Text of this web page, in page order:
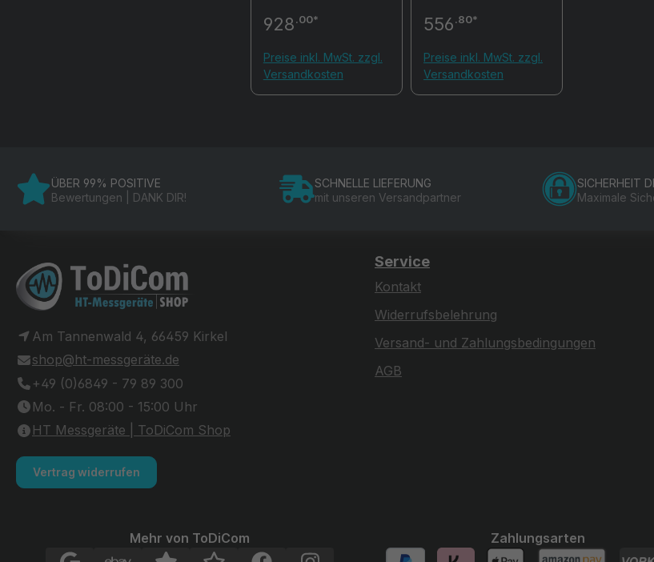
928.00*
Preise inkl. MwSt. zzgl.
Versandkosten
556.80*
Preise inkl. MwSt. zzgl.
Versandkosten
ÜBER 99% POSITIVE
Bewertungen | DANK DIR!
SCHNELLE LIEFERUNG
mit unseren Versandpartner
SICHERHEIT
Maximale
Am Tannenwald 4, 66459 Kirkel
shop@ht-messgeräte.de
+49 (0)6849 - 79 89 300
Mo. - Fr. 08:00 - 15:00 Uhr
HT Messgeräte | ToDiCom Shop
Vertrag widerrufen
Service
Kontakt
Widerrufsbelehrung
Versand- und Zahlungsbedingungen
AGB
Mehr von ToDiCom Zahlungsarten